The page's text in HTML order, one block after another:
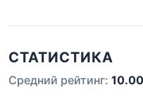
СТАТИСТИКА
Средний рейтинг: 10.00